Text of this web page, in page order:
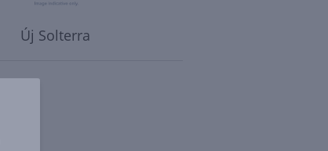
Új Solterra